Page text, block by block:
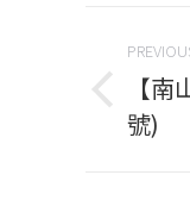
Post
post:
【
號)